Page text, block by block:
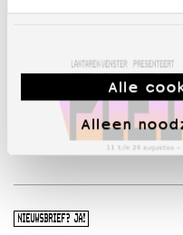
Alle
Alleen
Integriteits- en
Culturele boycot Israël
Ruimte voor artistieke
NIEUWSBRIEF? JA!